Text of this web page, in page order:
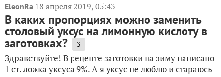
EleonRa 18 апреля 2019, 05:43
В каких пропорциях можно заменить
столовый уксус на лимонную кислоту в
заготовках? 3
Здравствуйте! В рецепте заготовки на зиму написано
1 ст. ложка уксуса 9%. А я уксус не люблю и стараюсь